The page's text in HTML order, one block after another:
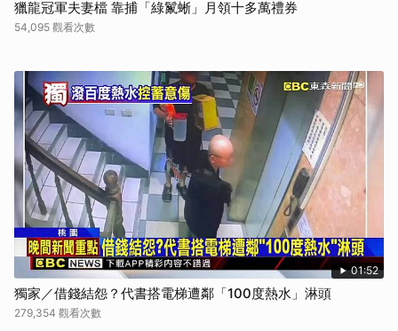
獵龍冠軍夫妻檔 靠捕「綠鬣蜥」月領十多萬禮券
54,095 觀看次數
01:52
獨家／借錢結怨？代書搭電梯遭鄰「100度熱水」淋頭
279,354 觀看次數